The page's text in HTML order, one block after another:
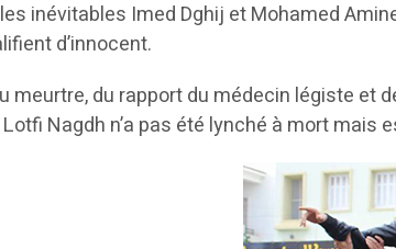
inévitables Imed Dghij et Mohamed
d’innocent.
meurtre, du rapport du médecin légiste
Nagdh n’a pas été lynché à mort mais